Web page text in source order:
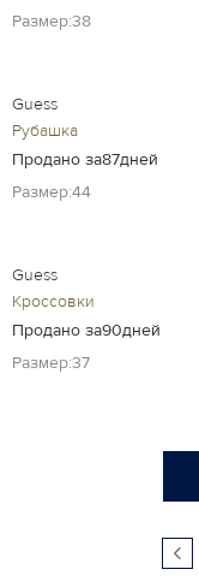
Размер:38
Guess
Рубашка
Продано за87дней
Размер:44
Guess
Кроссовки
Продано за90дней
Размер:37